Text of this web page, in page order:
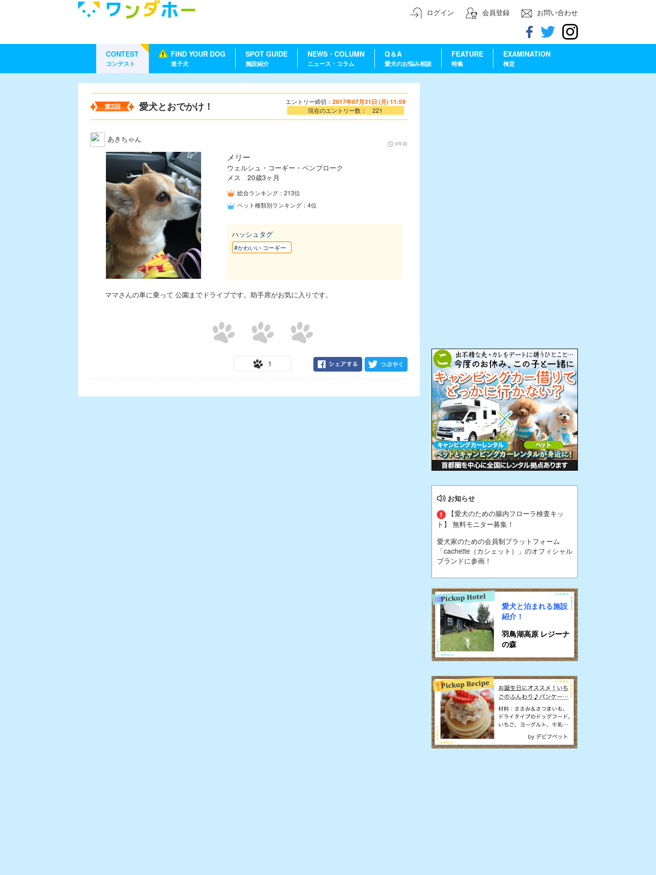
ログイン 会員登録 お問い合わせ
CONTEST
コンテスト
FIND YOUR DOG
迷子犬
SPOT GUIDE
施設紹介
NEWS・COLUMN
ニュース・コラム
Q＆A
愛犬のお悩み相談
FEATURE
特集
EXAMINATION
検定
第2回 愛犬とおでかけ！ エントリー締切： 2017年07月31日 (月) 11:59
現在のエントリー数： 221
あきちゃん 9年前
メリー
ウェルシュ・コーギー・ペンブローク
メス 20歳3ヶ月
総合ランキング：213位
ペット種類別ランキング：4位
ハッシュタグ
#かわいい コーギー
ママさんの車に乗って 公園までドライブです。助手席がお気に入りです。
1
お知らせ
【愛犬のための腸内フローラ検査キッ
ト】 無料モニター募集！
愛犬家のための会員制プラットフォーム
「cachette（カシェット）」のオフィシャル
ブランドに参画！
愛犬と泊まれる施設
紹介！
羽鳥湖高原 レジーナ
の森